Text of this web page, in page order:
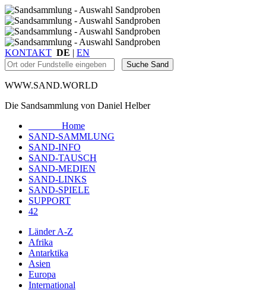
KONTAKT DE | EN
WWW.SAND.WORLD
Die Sandsammlung von Daniel Helber
Home
SAND-SAMMLUNG
SAND-INFO
SAND-TAUSCH
SAND-MEDIEN
SAND-LINKS
SAND-SPIELE
SUPPORT
42
Länder A-Z
Afrika
Antarktika
Asien
Europa
International